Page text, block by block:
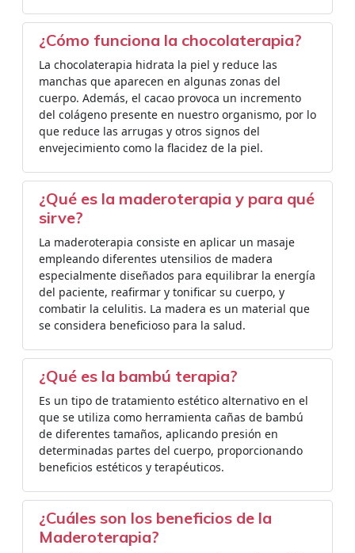
¿Cómo funciona la chocolaterapia?
La chocolaterapia hidrata la piel y reduce las
manchas que aparecen en algunas zonas del
cuerpo. Además, el cacao provoca un incremento
del colágeno presente en nuestro organismo, por lo
que reduce las arrugas y otros signos del
envejecimiento como la flacidez de la piel.
¿Qué es la maderoterapia y para qué
sirve?
La maderoterapia consiste en aplicar un masaje
empleando diferentes utensilios de madera
especialmente diseñados para equilibrar la energía
del paciente, reafirmar y tonificar su cuerpo, y
combatir la celulitis. La madera es un material que
se considera beneficioso para la salud.
¿Qué es la bambú terapia?
Es un tipo de tratamiento estético alternativo en el
que se utiliza como herramienta cañas de bambú
de diferentes tamaños, aplicando presión en
determinadas partes del cuerpo, proporcionando
beneficios estéticos y terapéuticos.
¿Cuáles son los beneficios de la
Maderoterapia?